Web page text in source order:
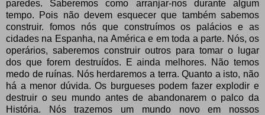
paredes. Saberemos como arranjar-nos durante algum
tempo. Pois não devem esquecer que também sabemos
construir. fomos nós que construímos os palácios e as
cidades na Espanha, na América e em toda a parte. Nós, os
operários, saberemos construir outros para tomar o lugar
dos que forem destruídos. E ainda melhores. Não temos
medo de ruínas. Nós herdaremos a terra. Quanto a isto, não
há a menor dúvida. Os burgueses podem fazer explodir e
destruir o seu mundo antes de abandonarem o palco da
História. Nós trazemos um mundo novo em nossos